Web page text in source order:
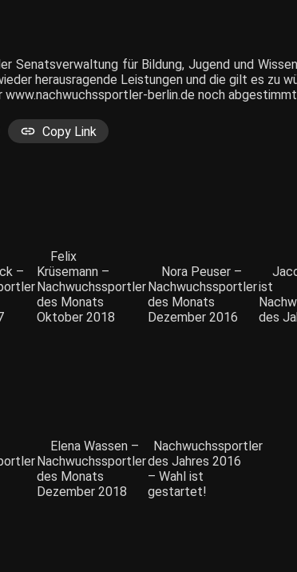
für Bildung, Jugend und
herausragende Leistungen und die gilt es zu
www.nachwuchssportler-berlin.de noch
Copy Link
–
Felix
Krüsemann –
Nachwuchssportler
des Monats
Oktober 2018
Nora Peuser –
Nachwuchssportler
des Monats
Dezember 2016
ist
des
Elena Wassen –
Nachwuchssportler
des Monats
Dezember 2018
Nachwuchssportler
des Jahres 2016
– Wahl ist
gestartet!